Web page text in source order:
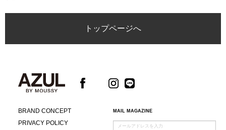
トップページへ
BRAND CONCEPT
PRIVACY POLICY
MAIL MAGAZINE